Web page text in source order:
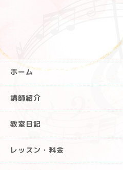
ホーム
講師紹介
教室日記
レッスン・料金